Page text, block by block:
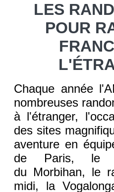
LES
POUR
Chaque année
nombreuses
à l'étranger,
des sites
aventure en
de Paris, le
du Morbihan, le
midi, la